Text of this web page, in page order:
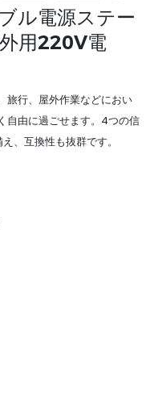
ル電源ステー
用220V電
旅行、屋外作業などにおい
自由に過ごせます。4つの信
、互換性も抜群です。